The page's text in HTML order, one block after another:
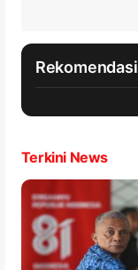
Rekomendasi
Terkini News